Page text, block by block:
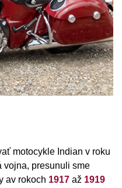
motocykle Indian v roku
vojna, presunuli sme
av rokoch 1917 až 1919